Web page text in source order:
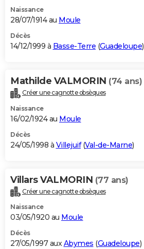
Naissance
28/07/1914 au Moule
Décès
14/12/1999 à Basse-Terre (Guadeloupe)
Mathilde VALMORIN (74 ans)
Créer une cagnotte obsèques
Naissance
16/02/1924 au Moule
Décès
24/05/1998 à Villejuif(Val-de-Marne)
Villars VALMORIN (77 ans)
Créer une cagnotte obsèques
Naissance
03/05/1920 au Moule
Décès
27/05/1997 auxAbymes (Guadeloupe)